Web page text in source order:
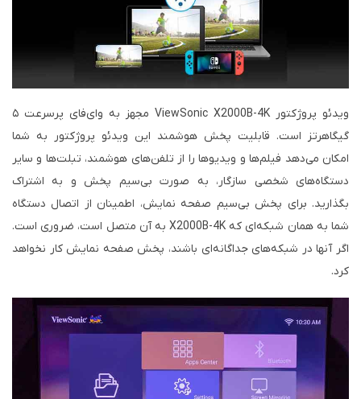
ویدئو پروژکتور ViewSonic X2000B-4K مجهز به وای‌فای پرسرعت ۵
گیگاهرتز است. قابلیت پخش هوشمند این ویدئو پروژکتور به شما
امکان می‌دهد فیلم‌ها و ویدیوها را از تلفن‌های هوشمند، تبلت‌ها و سایر
دستگاه‌های شخصی سازگار، به صورت بی‌سیم پخش و به اشتراک
بگذارید. برای پخش بی‌سیم صفحه نمایش، اطمینان از اتصال دستگاه
شما به همان شبکه‌ای که X2000B-4K به آن متصل است، ضروری است.
اگر آنها در شبکه‌های جداگانه‌ای باشند، پخش صفحه نمایش کار نخواهد
کرد.